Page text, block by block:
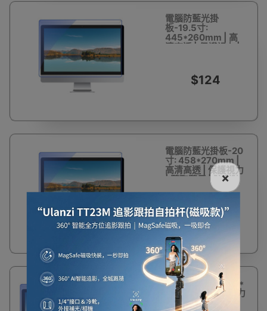
電腦防藍光掛
板-19.5寸:
445*260mm | 高
清高透 | 保護視力 |
$124
電腦防藍光掛板-20
寸: 458*270mm |
高清高透 | 保護視力
| 隨取隨用 | 防刮防
$128
電腦防藍光掛板-21.5寸: 491 *
288 mm | 高清高透 | 保護視力
| 隨取隨用 | 防刮防爆
×